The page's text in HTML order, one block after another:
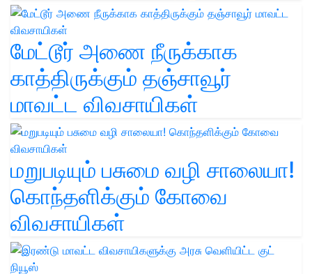
மேட்டூர் அணை நீருக்காக
காத்திருக்கும் தஞ்சாவூர்
மாவட்ட விவசாயிகள்
மறுபடியும் பசுமை வழி சாலையா!
கொந்தளிக்கும் கோவை
விவசாயிகள்